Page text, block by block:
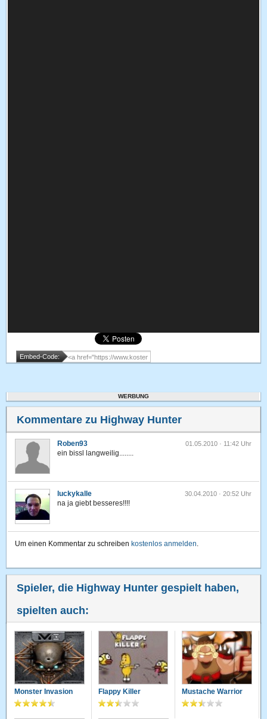
Embed-Code:
WERBUNG
Kommentare zu Highway Hunter
Roben93 01.05.2010 · 11:42 Uhr
ein bissl langweilig........
luckykalle 30.04.2010 · 20:52 Uhr
na ja giebt besseres!!!!
Um einen Kommentar zu schreiben kostenlos anmelden.
Spieler, die Highway Hunter gespielt haben,
spielten auch:
Monster Invasion Flappy Killer Mustache Warrior